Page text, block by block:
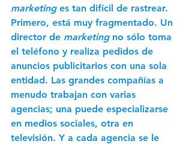
marketing es tan difícil de rastrear.
Primero, está muy fragmentado. Un
director de marketing no sólo toma
el teléfono y realiza pedidos de
anuncios publicitarios con una sola
entidad. Las grandes compañías a
menudo trabajan con varias
agencias; una puede especializarse
en medios sociales, otra en
televisión. Y a cada agencia se le